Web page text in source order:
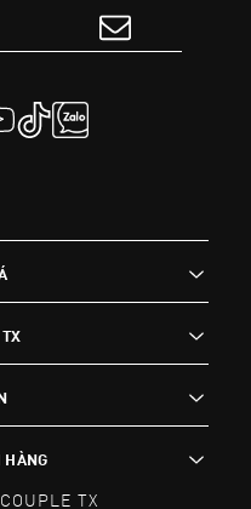
HÀNG
TX